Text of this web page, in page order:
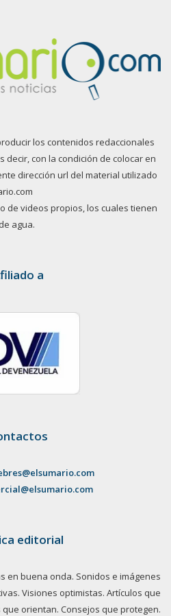
los contenidos redaccionales
decir, con la condición de colocar en
dirección url del material utilizado
de videos propios, los cuales tienen
agua.
a
editorial
en buena onda. Sonidos e imágenes
Visiones optimistas. Artículos que
orientan. Consejos que protegen.